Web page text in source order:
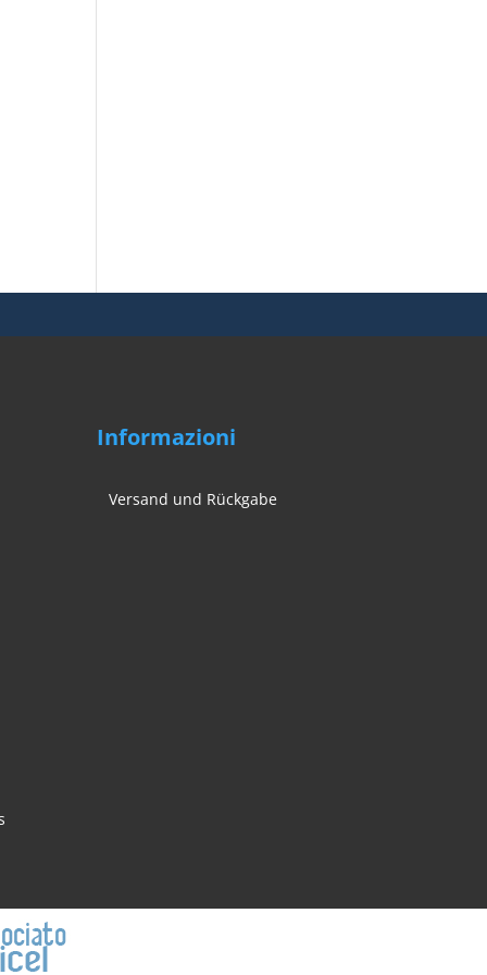
Informazioni
Versand und Rückgabe